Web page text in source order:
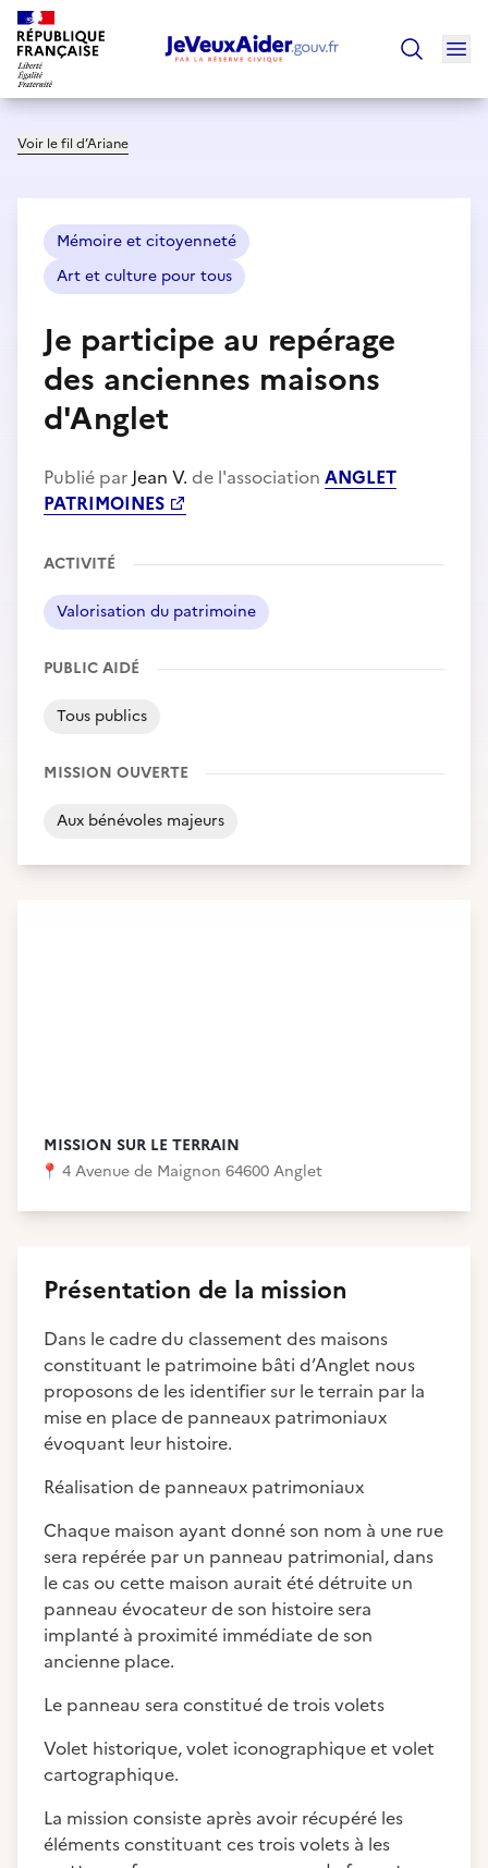
Voir le fil d’Ariane
Mémoire et citoyenneté
Art et culture pour tous
Je participe au repérage
des anciennes maisons
d'Anglet
Publié par Jean V. de l'association ANGLET
PATRIMOINES
ACTIVITÉ
Valorisation du patrimoine
PUBLIC AIDÉ
Tous publics
MISSION OUVERTE
Aux bénévoles majeurs
MISSION SUR LE TERRAIN
📍 4 Avenue de Maignon 64600 Anglet
Présentation de la mission
Dans le cadre du classement des maisons
constituant le patrimoine bâti d’Anglet nous
proposons de les identifier sur le terrain par la
mise en place de panneaux patrimoniaux
évoquant leur histoire.
Réalisation de panneaux patrimoniaux
Chaque maison ayant donné son nom à une rue
sera repérée par un panneau patrimonial, dans
le cas ou cette maison aurait été détruite un
panneau évocateur de son histoire sera
implanté à proximité immédiate de son
ancienne place.
Le panneau sera constitué de trois volets
Volet historique, volet iconographique et volet
cartographique.
La mission consiste après avoir récupéré les
éléments constituant ces trois volets à les